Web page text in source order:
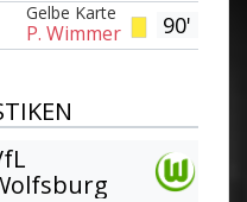
90'
Gelbe Karte
P. Wimmer